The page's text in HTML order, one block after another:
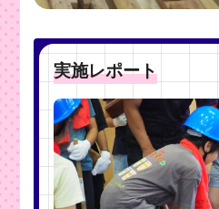
実施レポート